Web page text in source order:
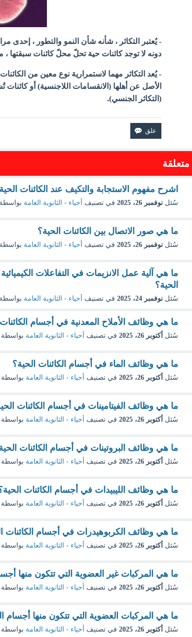
- يُعتبر التكاثر ، شأنه شأن النمو والتطور ، إحدى
دونه لا توجد كائنات حية تحلّ محلّ كائنات سبقتها ،
- يُعد التكاثر مهما لاستمرارية نوع معين من
الأصل عن أهلها (الانقسامات اللاجنسية) أو
(التكاثر الجنسي).
متعلقة
اشرح مفهوم الاستجابة والتكيف عند الكائنات
سُئل نوفمبر 26، 2025 في تصنيف أحياء - الثانوية العامة بواسطة
ما هي صور الاتصال بين الكائنات الحية؟
سُئل نوفمبر 26، 2025 في تصنيف أحياء - الثانوية العامة بواسطة
ما هي آلية عمل الانزيمات في التفاعلات
الحية؟
سُئل نوفمبر 24، 2025 في تصنيف أحياء - الثانوية العامة بواسطة
ما هي وظائف الأملاح المعدنية في أجسام
سُئل أكتوبر 26، 2025 في تصنيف أحياء - الثانوية العامة بواسطة
ما هي وظائف الماء في أجسام الكائنات الحية؟
سُئل أكتوبر 26، 2025 في تصنيف أحياء - الثانوية العامة بواسطة
ما هي وظائف الفيتامينات في أجسام الكائنات
سُئل أكتوبر 26، 2025 في تصنيف أحياء - الثانوية العامة بواسطة
ما هي وظائف البروتينات في أجسام الكائنات
سُئل أكتوبر 26، 2025 في تصنيف أحياء - الثانوية العامة بواسطة
ما هي وظائف الليبيدات في أجسام الكائنات
سُئل أكتوبر 26، 2025 في تصنيف أحياء - الثانوية العامة بواسطة
ما هي وظائف الكربوهيدرات في أجسام الكائنات
سُئل أكتوبر 26، 2025 في تصنيف أحياء - الثانوية العامة بواسطة
ما هي المركبات غير العضوية التي تتكون منها
سُئل أكتوبر 26، 2025 في تصنيف أحياء - الثانوية العامة بواسطة
ما هي المركبات العضوية التي تتكون منها أجسام
سُئل أكتوبر 26، 2025 في تصنيف أحياء - الثانوية العامة بواسطة